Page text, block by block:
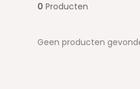
0 Producten
Geen producten